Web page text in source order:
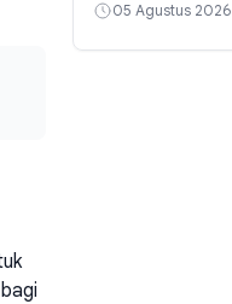
05 Agustus 2026